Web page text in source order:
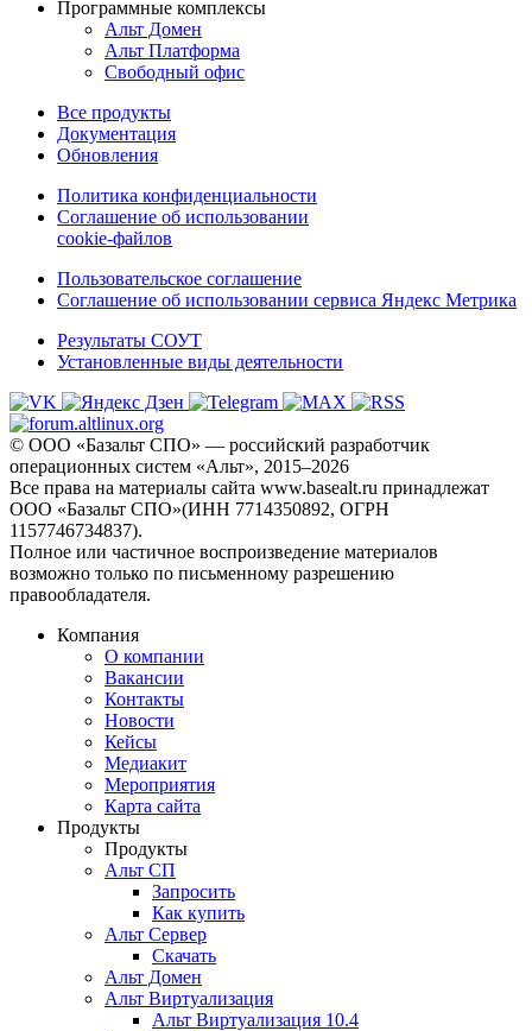
Программные комплексы
Альт Домен
Альт Платформа
Свободный офис
Все продукты
Документация
Обновления
Политика конфиденциальности
Соглашение об использовании
cookie-файлов
Пользовательское соглашение
Соглашение об использовании сервиса Яндекс Метрика
Результаты СОУТ
Установленные виды деятельности
© ООО «Базальт СПО» — российский разработчик
операционных систем «Альт», 2015–2026
Все права на материалы сайта www.basealt.ru принадлежат
ООО «Базальт СПО»(ИНН 7714350892, ОГРН
1157746734837).
Полное или частичное воспроизведение материалов
возможно только по письменному разрешению
правообладателя.
Компания
О компании
Вакансии
Контакты
Новости
Кейсы
Медиакит
Мероприятия
Карта сайта
Продукты
Продукты
Альт СП
Запросить
Как купить
Альт Сервер
Скачать
Альт Домен
Альт Виртуализация
Альт Виртуализация 10.4